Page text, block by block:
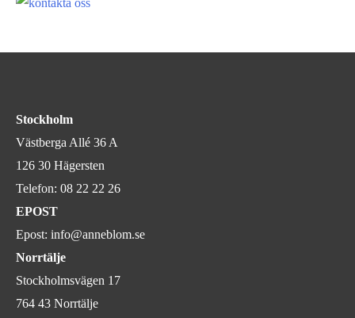
Stockholm
Västberga Allé 36 A
126 30 Hägersten
Telefon: 08 22 22 26
EPOST
Epost: info@anneblom.se
Norrtälje
Stockholmsvägen 17
764 43 Norrtälje